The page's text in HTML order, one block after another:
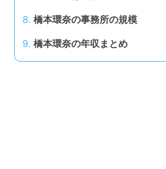
橋本環奈の事務所の規模
橋本環奈の年収まとめ